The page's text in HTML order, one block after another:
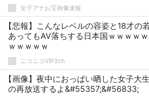
女子アナお宝画像速報
【悲報】こんなレベルの容姿と18才の
あってもAV落ちする日本国ｗｗｗｗ
ｗｗｗｗｗ
ニコニコVIP2ch
【画像】夜中におっぱい晒した女子大
の再放送するよ&#55357;&#56833;